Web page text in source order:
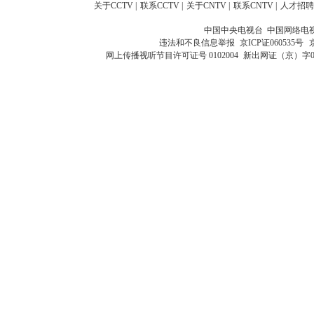
关于CCTV 联系CCTV 关于CNTV 联系CNTV 人才招聘
中国中央电视台 中国网络电
违法和不良信息举报 京ICP证060535号
网上传播视听节目许可证号 0102004 新出网证（京）